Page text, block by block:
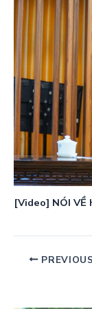
[Video] NÓI VỀ
PREVIOUS